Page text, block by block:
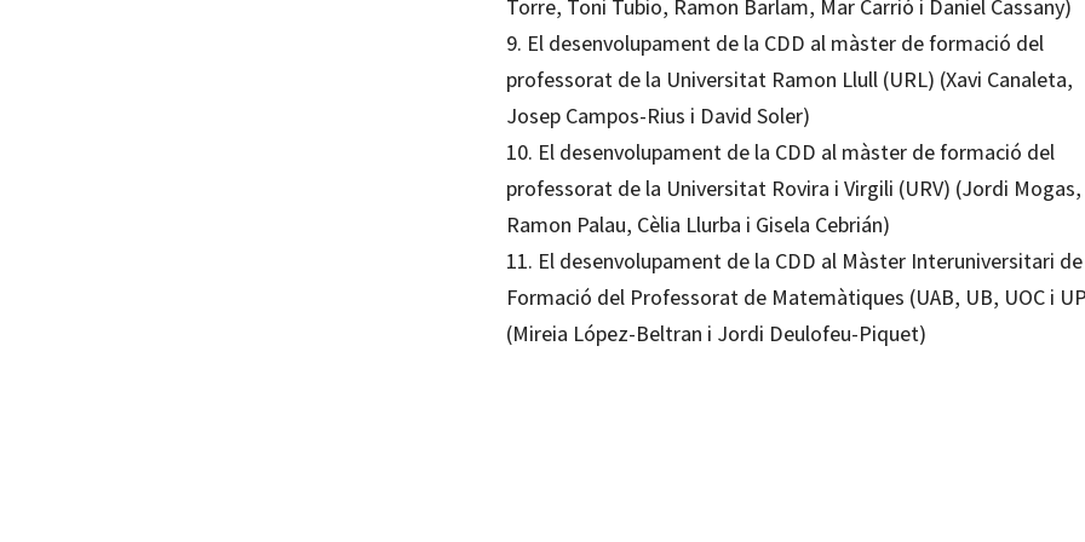
Torre, Toni Tubio, Ramon Barlam, Mar Carrió i Daniel Cassany)
9. El desenvolupament de la CDD al màster de formació del
professorat de la Universitat Ramon Llull (URL) (Xavi Canaleta,
Josep Campos-Rius i David Soler)
10. El desenvolupament de la CDD al màster de formació del
professorat de la Universitat Rovira i Virgili (URV) (Jordi Mogas,
Ramon Palau, Cèlia Llurba i Gisela Cebrián)
11. El desenvolupament de la CDD al Màster Interuniversitari de
Formació del Professorat de Matemàtiques (UAB, UB, UOC i
(Mireia López-Beltran i Jordi Deulofeu-Piquet)